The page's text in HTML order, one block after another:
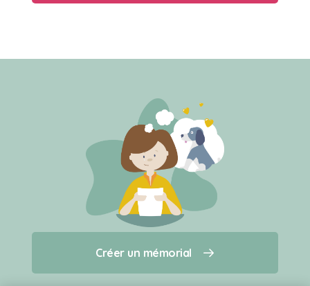
Créer un mémorial
Qui sommes-nous ?
Créer un mémorial